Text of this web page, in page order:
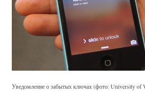
Уведомление о забытых ключах (фото: University of